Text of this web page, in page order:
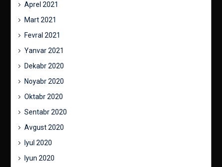
Aprel 2021
Mart 2021
Fevral 2021
Yanvar 2021
Dekabr 2020
Noyabr 2020
Oktabr 2020
Sentabr 2020
Avgust 2020
Iyul 2020
Iyun 2020